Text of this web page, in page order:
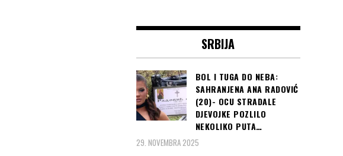
SRBIJA
BOL I TUGA DO NEBA:
SAHRANJENA ANA RADOVIĆ
(20)- OCU STRADALE
DJEVOJKE POZLILO
NEKOLIKO PUTA…
29. NOVEMBRA 2025